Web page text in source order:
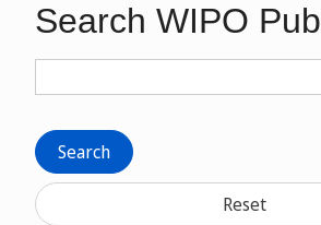
Search WIPO
Search
Reset